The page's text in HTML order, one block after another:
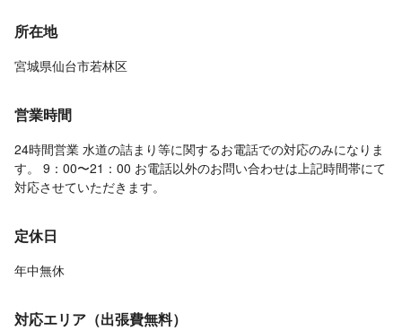
所在地
宮城県仙台市若林区
営業時間
24時間営業 水道の詰まり等に関するお電話での対応のみになりま
す。 9：00〜21：00 お電話以外のお問い合わせは上記時間帯にて
対応させていただきます。
定休日
年中無休
対応エリア（出張費無料）